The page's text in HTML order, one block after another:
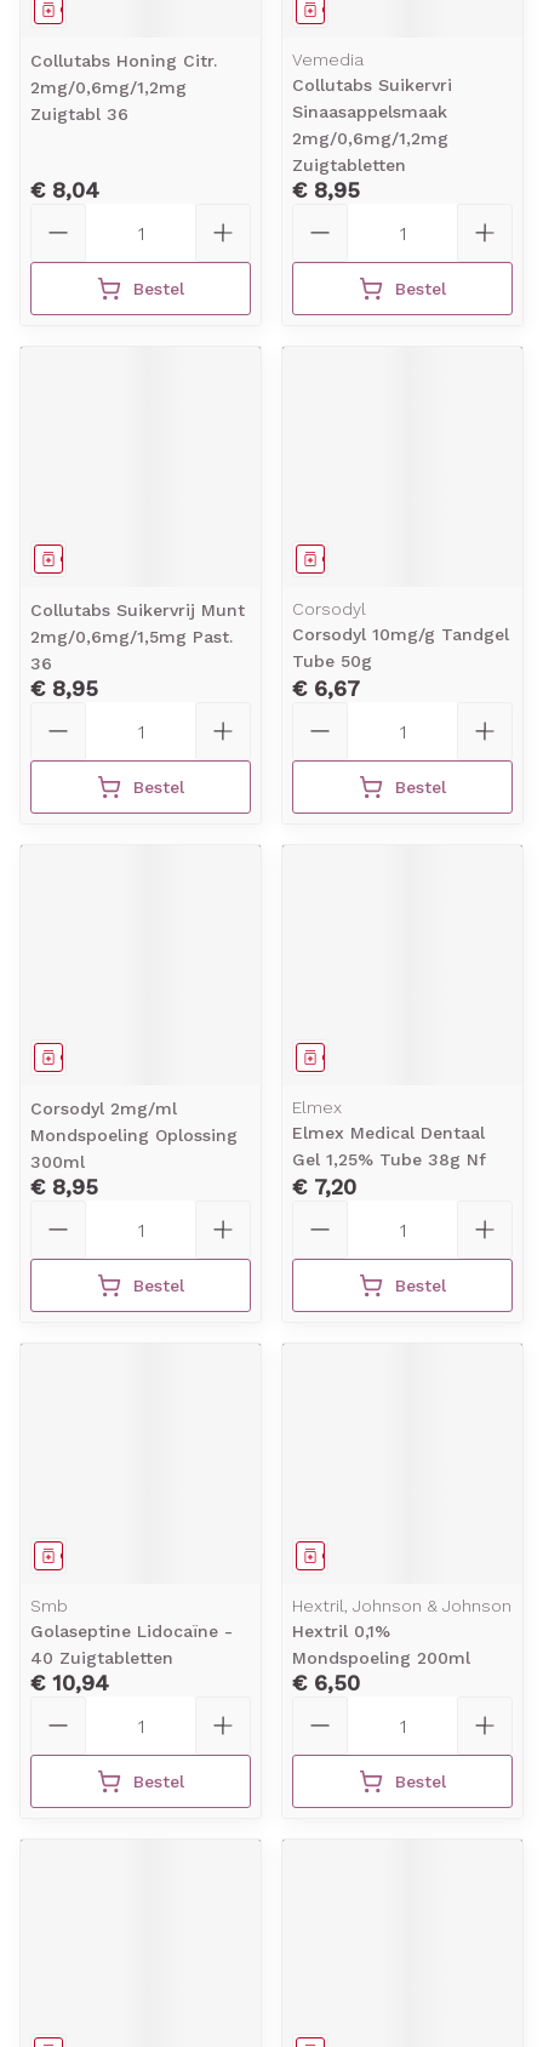
Geneesmiddel
Collutabs Honing Citr.
2mg/0,6mg/1,2mg
Zuigtabl 36
€ 8,04
Bestel
Geneesmiddel
Vemedia
Collutabs Suikervri
Sinaasappelsmaak
2mg/0,6mg/1,2mg
Zuigtabletten
€ 8,95
Bestel
Geneesmiddel
Collutabs Suikervrij Munt
2mg/0,6mg/1,5mg Past.
36
€ 8,95
Bestel
Geneesmiddel
Corsodyl
Corsodyl 10mg/g Tandgel
Tube 50g
€ 6,67
Bestel
Geneesmiddel
Corsodyl 2mg/ml
Mondspoeling Oplossing
300ml
€ 8,95
Bestel
Geneesmiddel
Elmex
Elmex Medical Dentaal
Gel 1,25% Tube 38g Nf
€ 7,20
Bestel
Geneesmiddel
Smb
Golaseptine Lidocaïne -
40 Zuigtabletten
€ 10,94
Bestel
Geneesmiddel
Hextril, Johnson & Johnson
Hextril 0,1%
Mondspoeling 200ml
€ 6,50
Bestel